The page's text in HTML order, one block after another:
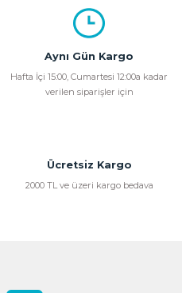
kullanarak tarafımıza
Görüş ve önerileriniz için
Ürün açıklamasında eksik
Bu ürüne benzer farklı
Aynı Gün Kargo
Hafta İçi 15:00, Cumartesi 12:00a kadar
verilen siparişler için
Ücretsiz Kargo
2000 TL ve üzeri kargo bedava